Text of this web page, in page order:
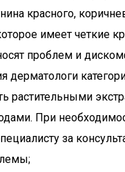
красного,
имеет четкие
проблем и
дерматологи
растительными
При
за